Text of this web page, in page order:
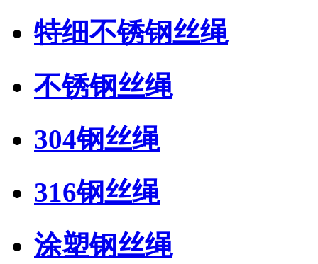
特细不锈钢丝绳
不锈钢丝绳
304钢丝绳
316钢丝绳
涂塑钢丝绳